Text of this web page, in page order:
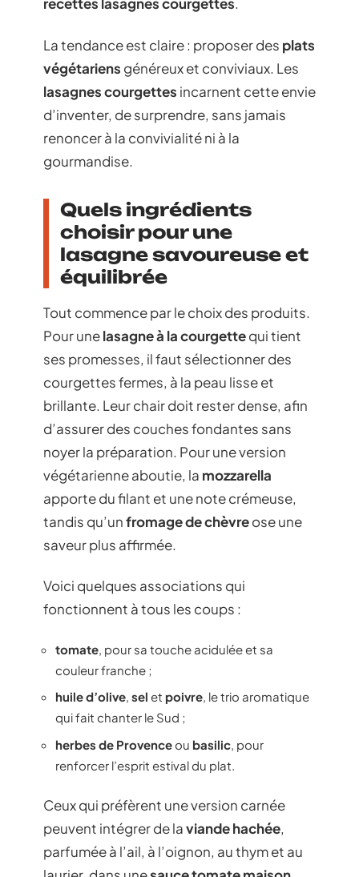
La tendance est claire : proposer des plats
végétariens généreux et conviviaux. Les
lasagnes courgettes incarnent cette envie
d’inventer, de surprendre, sans jamais
renoncer à la convivialité ni à la
gourmandise.
Quels ingrédients
choisir pour une
lasagne savoureuse et
équilibrée
Tout commence par le choix des produits.
Pour unelasagne à la courgettequi tient
ses promesses, il faut sélectionner des
courgettes fermes, à la peau lisse et
brillante. Leur chair doit rester dense, afin
d’assurer des couches fondantes sans
noyer la préparation. Pour une version
végétarienne aboutie, la mozzarella
apporte du filant et une note crémeuse,
tandis qu’unfromage de chèvreose une
saveur plus affirmée.
Voici quelques associations qui
fonctionnent à tous les coups :
tomate , pour sa touche acidulée et sa
couleur franche ;
huile d’olive, sel et poivre, le trio aromatique
qui fait chanter le Sud ;
herbes de Provenceou basilic , pour
renforcer l’esprit estival du plat.
Ceux qui préfèrent une version carnée
peuvent intégrer de laviande hachée,
parfumée à l’ail, à l’oignon, au thym et au